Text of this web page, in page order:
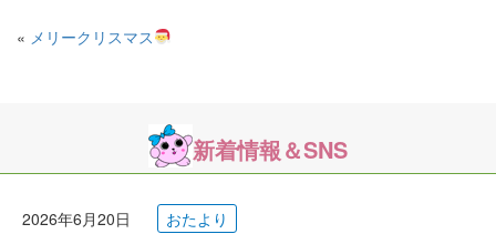
« メリークリスマス
新着情報＆SNS
2026年6月20日 おたより